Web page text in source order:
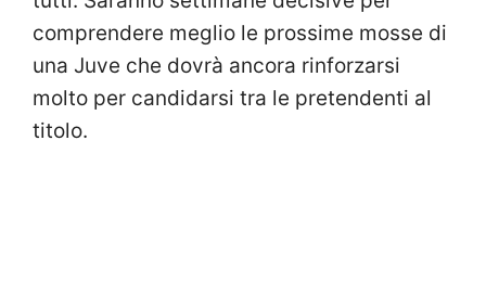
comprendere meglio le prossime mosse di
una Juve che dovrà ancora rinforzarsi
molto per candidarsi tra le pretendenti al
titolo.